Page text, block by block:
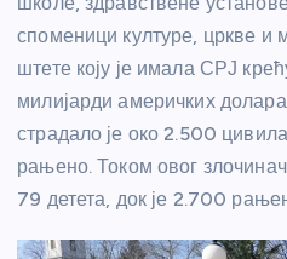
споменици културе, цркве и
штете коју је имала СРЈ
милијарди америчких
страдало је око 2.500
рањено. Током овог
79 детета, док је 2.700